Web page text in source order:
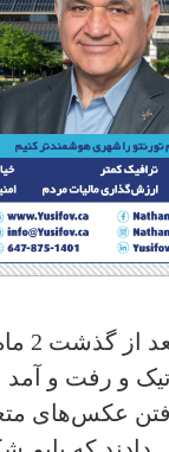
و رفت و آمد
عکس‌های